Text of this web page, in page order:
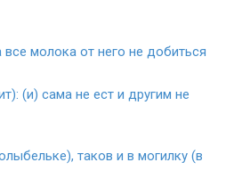
молока от него не добиться
(и) сама не ест и другим не
таков и в могилку (в